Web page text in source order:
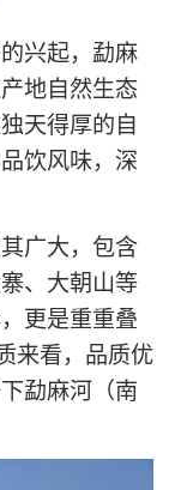
兴起，勐麻
地自然生态
天得厚的自
饮风味，深
广大，包含
、大朝山等
更是重重叠
来看，品质优
勐麻河（南